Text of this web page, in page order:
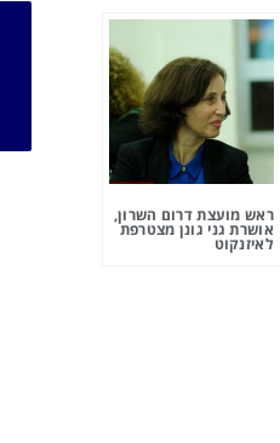
ראש מועצת דרום השרון,
אושרת גני גונן מצטרפת
לאיזנקוט